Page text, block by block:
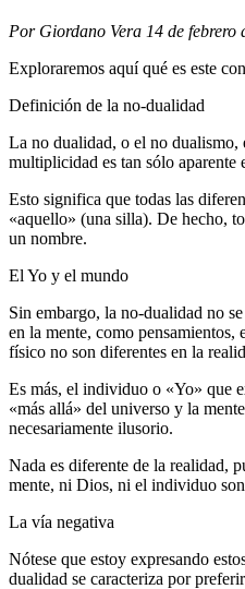
Por Giordano Vera 14 de febrero
Exploraremos aquí qué es este
Definición de la no-dualidad
La no dualidad, o el no dualismo,
multiplicidad es tan sólo aparente
Esto significa que todas las
«aquello» (una silla). De hecho,
un nombre.
El Yo y el mundo
Sin embargo, la no-dualidad no
en la mente, como
físico no son diferentes en la
Es más, el individuo o «Yo» que
«más allá» del universo y la
necesariamente ilusorio.
Nada es diferente de la realidad,
mente, ni Dios, ni el individuo
La vía negativa
Nótese que estoy expresando
dualidad se caracteriza por